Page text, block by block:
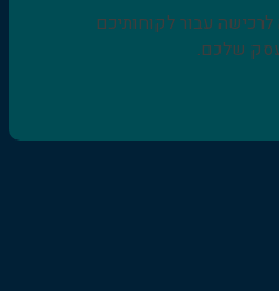
עבור לקוחותיכם
שלכם.